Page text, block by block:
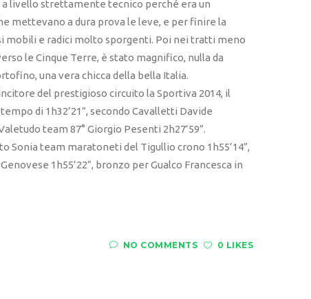
a livello strettamente tecnico perché era un
mettevano a dura prova le leve, e per finire la
mobili e radici molto sporgenti. Poi nei tratti meno
le Cinque Terre, è stato magnifico, nulla da
una vera chicca della bella Italia.
del prestigioso circuito la Sportiva 2014, il
di 1h32’21”, secondo Cavalletti Davide
team 87° Giorgio Pesenti 2h27’59”.
team maratoneti del Tigullio crono 1h55’14”,
1h55’22”, bronzo per Gualco Francesca in
NO COMMENTS 0 LIKES